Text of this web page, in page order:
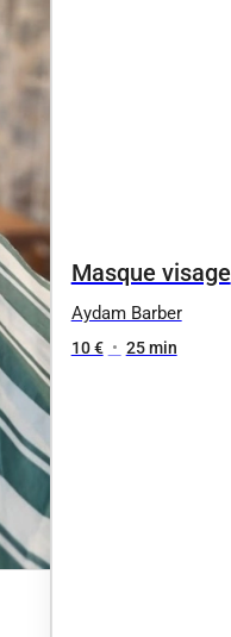
Masque visage
Aydam Barber
10 € • 25 min